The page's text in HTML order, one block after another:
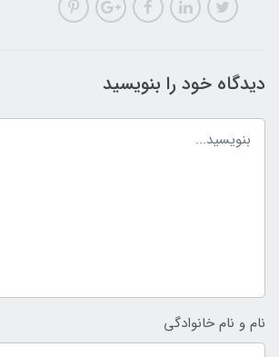
دیدگاه خود را بنویسید
نام و نام خانوادگی